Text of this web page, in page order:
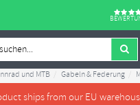
und MTB Gabeln & Federung
Boost MTB Federgabeln 2022 - 29"
ships from our EU